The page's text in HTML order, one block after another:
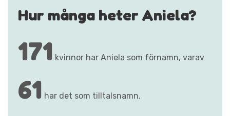
Hur många heter Aniela?
171 kvinnor har Aniela som förnamn, varav
61 har det som tilltalsnamn.